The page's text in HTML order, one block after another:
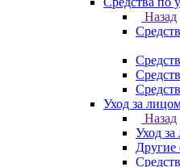
Назад
Уход за
Назад
Уход
Другие